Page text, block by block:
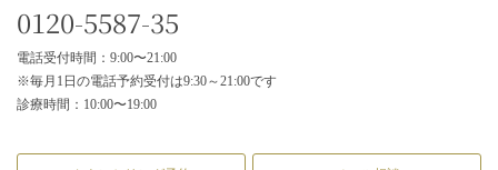
0120-5587-35
電話受付時間：9:00〜21:00
※毎月1日の電話予約受付は9:30～21:00です
診療時間：10:00〜19:00